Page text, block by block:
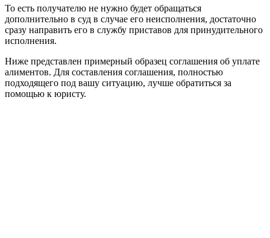
То есть получателю не нужно будет обращаться
дополнительно в суд в случае его неисполнения, достаточно
сразу направить его в службу приставов для принудительного
исполнения.
Ниже представлен примерный образец соглашения об уплате
алиментов. Для составления соглашения, полностью
подходящего под вашу ситуацию, лучше обратиться за
помощью к юристу.